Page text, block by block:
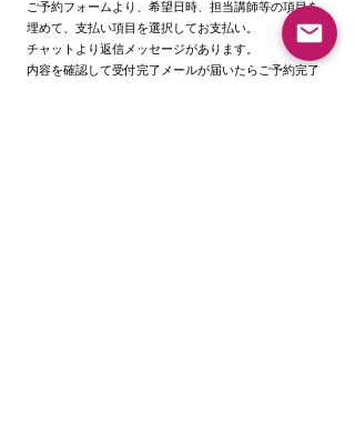
ご予約フォームより、希望日時、担当講師等の項目を
埋めて、支払い項目を選択してお支払い。
チャットより返信メッセージがあります。
内容を確認して受付完了メールが届いたらご予約完了